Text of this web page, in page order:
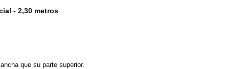
- 2,30 metros
que su parte superior.